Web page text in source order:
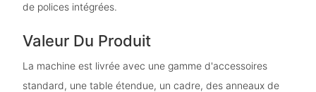
de polices intégrées.
Valeur Du Produit
La machine est livrée avec une gamme d'accessoires
standard, une table étendue, un cadre, des anneaux de